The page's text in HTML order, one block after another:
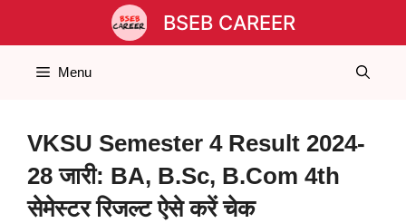
BSEB CAREER
Menu
VKSU Semester 4 Result 2024-
28 जारी: BA, B.Sc, B.Com 4th
सेमेस्टर रिजल्ट ऐसे करें चेक